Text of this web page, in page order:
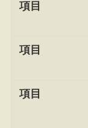
項目
項目
項目